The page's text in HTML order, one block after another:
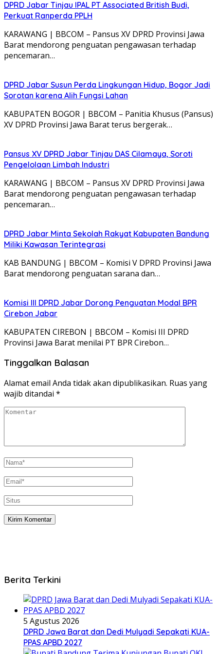
DPRD Jabar Tinjau IPAL PT Associated British Budi,
Perkuat Ranperda PPLH
KARAWANG | BBCOM – Pansus XV DPRD Provinsi Jawa
Barat mendorong penguatan pengawasan terhadap
pencemaran…
DPRD Jabar Susun Perda Lingkungan Hidup, Bogor Jadi
Sorotan karena Alih Fungsi Lahan
KABUPATEN BOGOR | BBCOM – Panitia Khusus (Pansus)
XV DPRD Provinsi Jawa Barat terus bergerak…
Pansus XV DPRD Jabar Tinjau DAS Cilamaya, Soroti
Pengelolaan Limbah Industri
KARAWANG | BBCOM – Pansus XV DPRD Provinsi Jawa
Barat mendorong penguatan pengawasan terhadap
pencemaran…
DPRD Jabar Minta Sekolah Rakyat Kabupaten Bandung
Miliki Kawasan Terintegrasi
KAB BANDUNG | BBCOM – Komisi V DPRD Provinsi Jawa
Barat mendorong penguatan sarana dan…
Komisi III DPRD Jabar Dorong Penguatan Modal BPR
Cirebon Jabar
KABUPATEN CIREBON | BBCOM – Komisi III DPRD
Provinsi Jawa Barat menilai PT BPR Cirebon…
Tinggalkan Balasan
Alamat email Anda tidak akan dipublikasikan. Ruas yang
wajib ditandai *
Berita Terkini
5 Agustus 2026
DPRD Jawa Barat dan Dedi Mulyadi Sepakati KUA-
PPAS APBD 2027